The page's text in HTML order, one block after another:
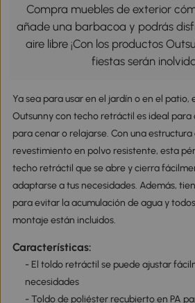
Compra muebles de exterior
añade una barbacoa y podrás
aire libre ¡Con los productos
fiestas serán
Ya sea para usar en el jardín o en el patio,
Outsunny con techo retráctil es ideal
para cenar o relajarse. Con una
revestimiento en polvo resistente, esta
techo retráctil que se abre y cierra
adaptarse a tus necesidades. Además,
para evitar la acumulación de agua y
montaje están incluidos.
Características:
- El toldo retráctil se puede ajustar
necesidades
- Toldo de poliéster recubierto en PA